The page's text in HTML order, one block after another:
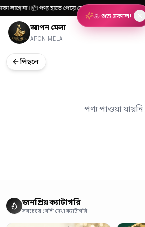
🌞 শুভ সকাল!
লাগে না | 📦 পণ্য হাতে পেয়ে দেখে টাকা দিন | 🎯
আপন মেলা
APON MELA
পিছনে
পণ্য পাওয়া যায়নি
জনপ্রিয় ক্যাটাগরি
সবচেয়ে বেশি দেখা ক্যাটাগরি